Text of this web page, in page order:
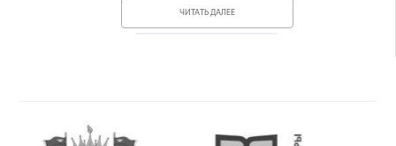
ЧИТАТЬ ДАЛЕЕ